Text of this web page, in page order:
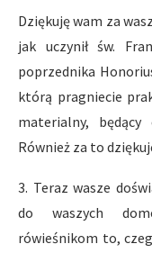
Dziękuję wam za
jak uczynił św.
poprzednika
którą pragniecie
materialny,
Również za to
3. Teraz wasze
do waszych
rówieśnikom to,